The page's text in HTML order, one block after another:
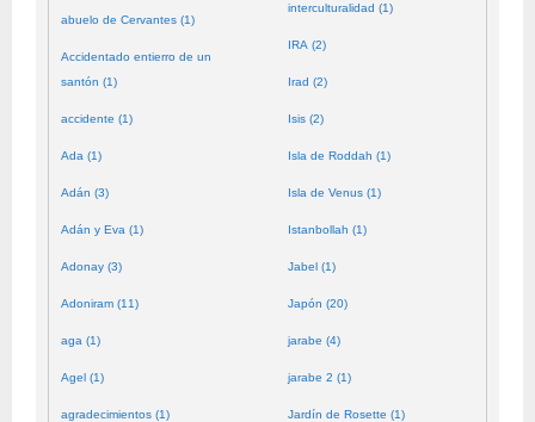
abuelo de Cervantes (1)
Accidentado entierro de un
santón (1)
accidente (1)
Ada (1)
Adán (3)
Adán y Eva (1)
Adonay (3)
Adoniram (11)
aga (1)
Agel (1)
agradecimientos (1)
interculturalidad (1)
IRA (2)
Irad (2)
Isis (2)
Isla de Roddah (1)
Isla de Venus (1)
Istanbollah (1)
Jabel (1)
Japón (20)
jarabe (4)
jarabe 2 (1)
Jardín de Rosette (1)